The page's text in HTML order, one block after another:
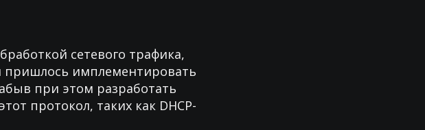
сетевого трафика,
пришлось имплементировать
при этом разработать
протокол, таких как DHCP-